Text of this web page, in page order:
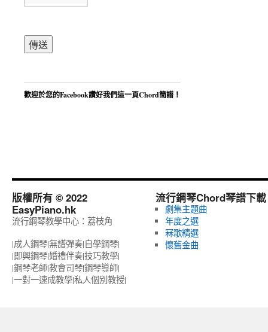
歡迎於您的Facebook讚好我們這一頁Chord簡譜！
版權所有 © 2022
EasyPiano.hk
流行鋼琴教學中心：荔枝角
|成人鋼琴|無譜彈奏|自學鋼琴|
|即興鋼琴|婚禮伴奏|技巧教學|
|鋼琴老師|教會司琴|鋼琴導師|
|一對一速成教學|私人個別教授‎|
流行鋼琴Chord琴譜下載
劇集主題曲
年度之選
冧歌精選
懷舊金曲